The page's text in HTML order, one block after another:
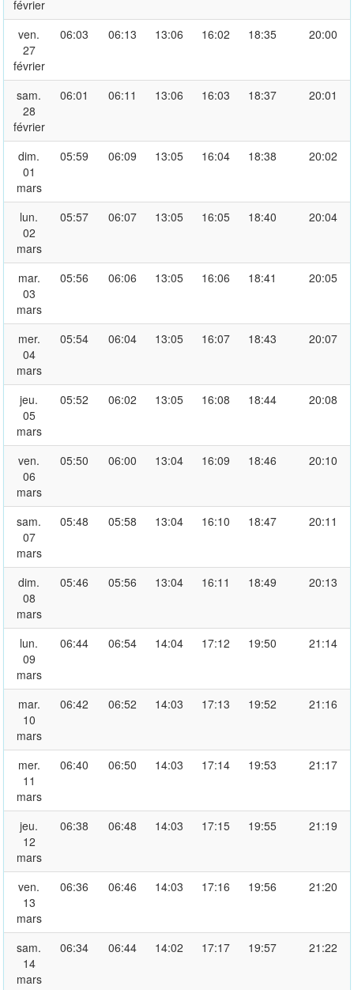
février
ven.
27
février
06:03 06:13 13:06 16:02 18:35 20:00
sam.
28
février
06:01 06:11 13:06 16:03 18:37 20:01
dim.
01
mars
05:59 06:09 13:05 16:04 18:38 20:02
lun.
02
mars
05:57 06:07 13:05 16:05 18:40 20:04
mar.
03
mars
05:56 06:06 13:05 16:06 18:41 20:05
mer.
04
mars
05:54 06:04 13:05 16:07 18:43 20:07
jeu.
05
mars
05:52 06:02 13:05 16:08 18:44 20:08
ven.
06
mars
05:50 06:00 13:04 16:09 18:46 20:10
sam.
07
mars
05:48 05:58 13:04 16:10 18:47 20:11
dim.
08
mars
05:46 05:56 13:04 16:11 18:49 20:13
lun.
09
mars
06:44 06:54 14:04 17:12 19:50 21:14
mar.
10
mars
06:42 06:52 14:03 17:13 19:52 21:16
mer.
11
mars
06:40 06:50 14:03 17:14 19:53 21:17
jeu.
12
mars
06:38 06:48 14:03 17:15 19:55 21:19
ven.
13
mars
06:36 06:46 14:03 17:16 19:56 21:20
sam.
14
mars
06:34 06:44 14:02 17:17 19:57 21:22